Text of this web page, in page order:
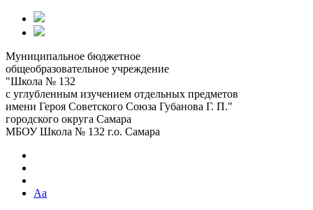
Муниципальное бюджетное
общеобразовательное учреждение
"Школа № 132
с углубленным изучением отдельных предметов
имени Героя Советского Союза Губанова Г. П."
городского округа Самара
МБОУ Школа № 132 г.о. Самара
Aa